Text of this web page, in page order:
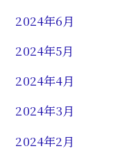
2024年6月
2024年5月
2024年4月
2024年3月
2024年2月